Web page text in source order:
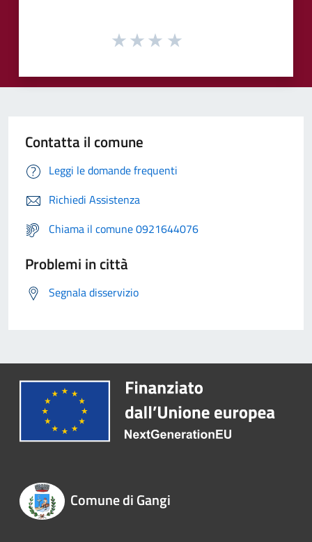
Contatta il comune
Leggi le domande frequenti
Richiedi Assistenza
Chiama il comune 0921644076
Problemi in città
Segnala disservizio
Comune di Gangi